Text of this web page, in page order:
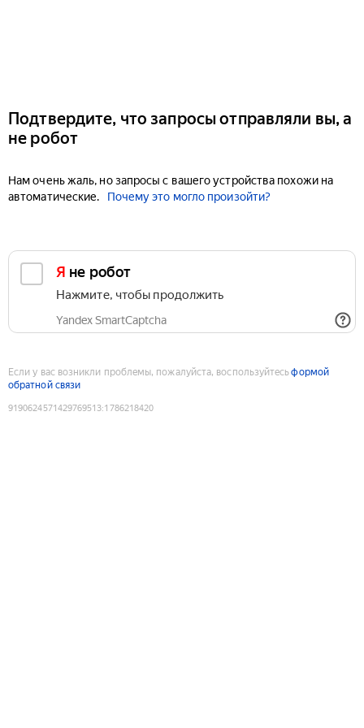
Подтвердите, что запросы отправляли вы, а
не робот
Нам очень жаль, но запросы с вашего устройства похожи на
автоматические.
Почему это могло произойти?
Я не робот
Нажмите, чтобы продолжить
Yandex SmartCaptcha
Если у вас возникли проблемы, пожалуйста, воспользуйтесьформой
обратной связи
9190624571429769513:1786218420